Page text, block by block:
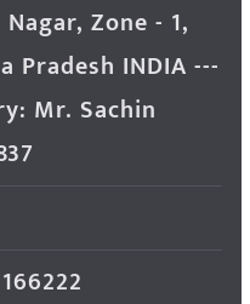
Zone - 1,
Pradesh INDIA ---
Mr. Sachin